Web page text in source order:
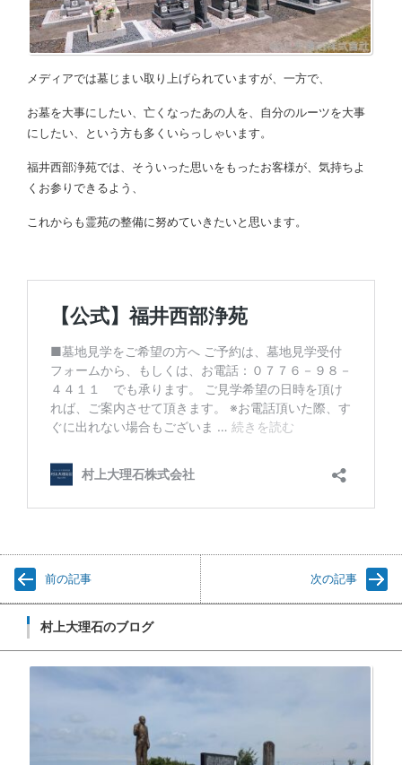
メディアでは墓じまい取り上げられていますが、一方で、
お墓を大事にしたい、亡くなったあの人を、自分のルーツを大事
にしたい、という方も多くいらっしゃいます。
福井西部浄苑では、そういった思いをもったお客様が、気持ちよ
くお参りできるよう、
これからも霊苑の整備に努めていきたいと思います。
前の記事 次の記事
村上大理石のブログ